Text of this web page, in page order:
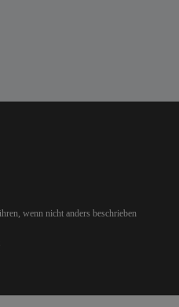
wenn nicht anders beschrieben